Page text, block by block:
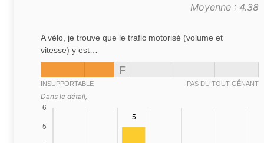
Moyenne : 4.38
A vélo, je trouve que le trafic motorisé (volume et
vitesse) y est…
F
INSUPPORTABLE PAS DU TOUT GÊNANT
Dans le détail,